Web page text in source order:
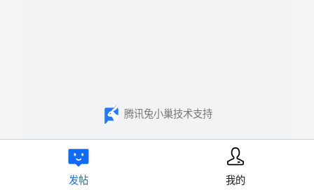
腾讯兔小巢技术支持
发帖 我的